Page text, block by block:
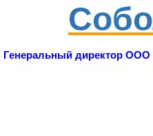
Генеральный директор ООО